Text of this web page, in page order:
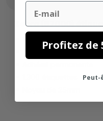
Zebra (87000)
100mm x 50mm
Thermique directe
Email
Profitez de
Peut-